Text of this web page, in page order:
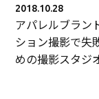
2018.10.28
アパレルブラン
ション撮影で失
めの撮影スタジ